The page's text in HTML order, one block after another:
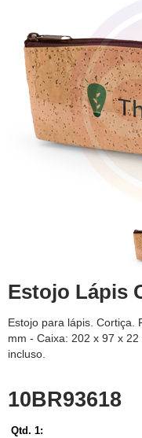
Estojo Lápis
Estojo para lápis. Cortiça.
mm - Caixa: 202 x 97 x
incluso.
10BR93618
Qtd. 1: